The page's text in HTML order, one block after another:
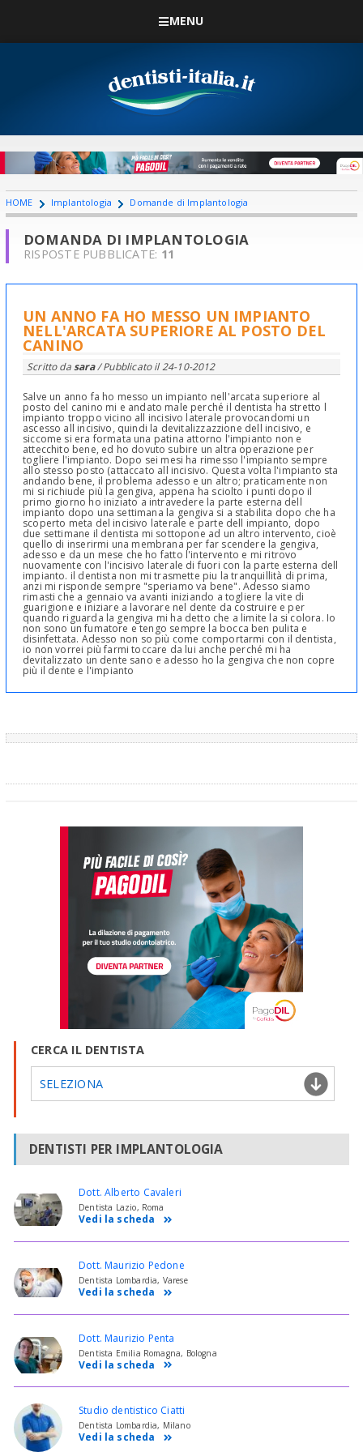
MENU
HOME Implantologia Domande di Implantologia
DOMANDA DI IMPLANTOLOGIA
RISPOSTE PUBBLICATE: 11
UN ANNO FA HO MESSO UN IMPIANTO
NELL'ARCATA SUPERIORE AL POSTO DEL
CANINO
Scritto dasara/ Pubblicato il24-10-2012
Salve un anno fa ho messo un impianto nell'arcata superiore al
posto del canino mi e andato male perché il dentista ha stretto l
impianto troppo vicino all incisivo laterale provocandomi un
ascesso all incisivo, quindi la devitalizzazzione dell incisivo, e
siccome si era formata una patina attorno l'impianto non e
attecchito bene, ed ho dovuto subire un altra operazione per
togliere l'impianto. Dopo sei mesi ha rimesso l'impianto sempre
allo stesso posto (attaccato all incisivo. Questa volta l'impianto sta
andando bene, il problema adesso e un altro; praticamente non
mi si richiude più la gengiva, appena ha sciolto i punti dopo il
primo giorno ho iniziato a intravedere la parte esterna dell
impianto dopo una settimana la gengiva si a stabilita dopo che ha
scoperto meta del incisivo laterale e parte dell impianto, dopo
due settimane il dentista mi sottopone ad un altro intervento, cioè
quello di inserirmi una membrana per far scendere la gengiva,
adesso e da un mese che ho fatto l'intervento e mi ritrovo
nuovamente con l'incisivo laterale di fuori con la parte esterna dell
impianto. il dentista non mi trasmette piu la tranquillità di prima,
anzi mi risponde sempre "speriamo va bene". Adesso siamo
rimasti che a gennaio va avanti iniziando a togliere la vite di
guarigione e iniziare a lavorare nel dente da costruire e per
quando riguarda la gengiva mi ha detto che a limite la si colora. Io
non sono un fumatore e tengo sempre la bocca ben pulita e
disinfettata. Adesso non so più come comportarmi con il dentista,
io non vorrei più farmi toccare da lui anche perché mi ha
devitalizzato un dente sano e adesso ho la gengiva che non copre
più il dente e l'impianto
CERCA IL DENTISTA
SELEZIONA
DENTISTI PER IMPLANTOLOGIA
Dott. Alberto Cavaleri
Dentista Lazio, Roma
Vedi la scheda
Dott. Maurizio Pedone
Dentista Lombardia, Varese
Vedi la scheda
Dott. Maurizio Penta
Dentista Emilia Romagna, Bologna
Vedi la scheda
Studio dentistico Ciatti
Dentista Lombardia, Milano
Vedi la scheda